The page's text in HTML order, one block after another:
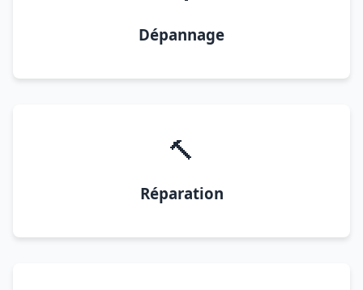
Dépannage
🔨
Réparation